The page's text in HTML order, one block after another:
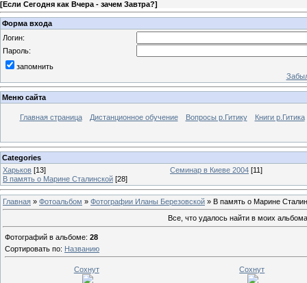
[Если Сегодня как Вчера - зачем Завтра?]
Форма входа
Логин:
Пароль:
запомнить
Меню сайта
Главная страница Дистанционное обучение Вопросы р.Гитику Книги р.Гитика
Categories
Харьков [13] Семинар в Киеве 2004 [11]
В память о Марине Сталинской [28]
Главная » Фотоальбом » Фотографии Иланы Березовской » В память о Марине
Все, что удалось найти в моих
Фотографий в альбоме: 28
Сортировать по: Названию
Сохнут Сохнут